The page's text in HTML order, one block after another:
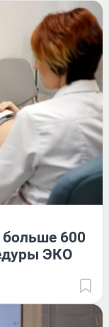
600
ЭКО